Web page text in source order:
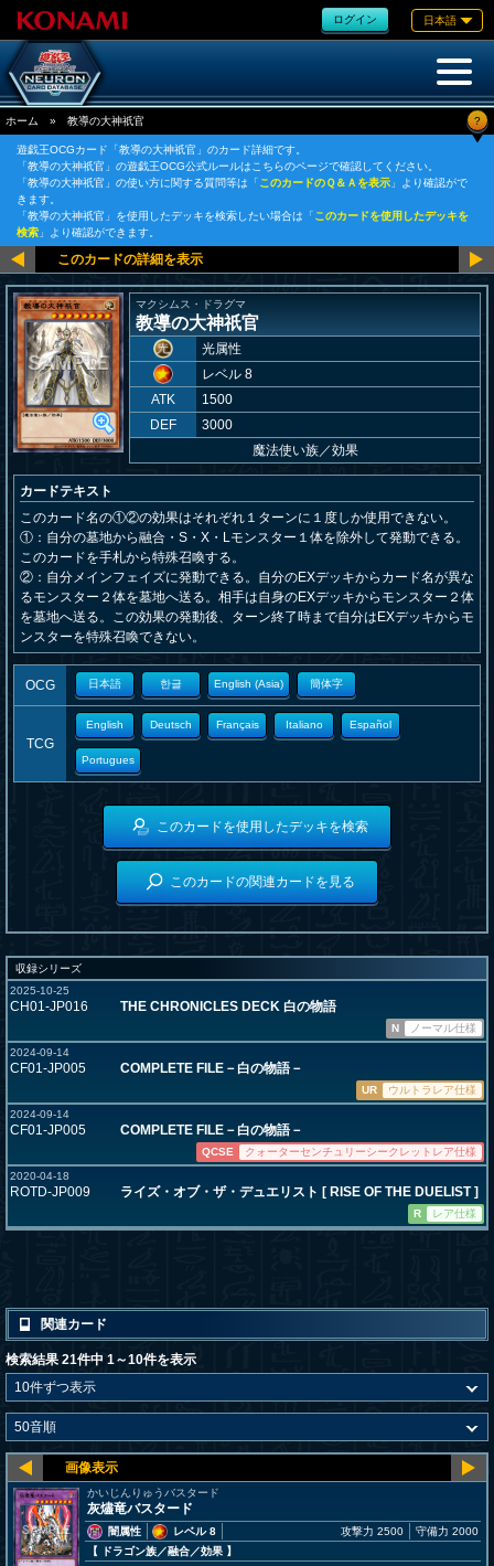
ログイン 日本語
ホーム » 教導の大神祇官 ?
遊戯王OCGカード「教導の大神祇官」のカード詳細です。
「教導の大神祇官」の遊戯王OCG公式ルールはこちらのページで確認してください。
「教導の大神祇官」の使い方に関する質問等は「このカードのＱ＆Ａを表示 」より確認がで
きます。
「教導の大神祇官」を使用したデッキを検索したい場合は「このカードを使用したデッキを
検索 」より確認ができます。
マクシムス・ドラグマ
教導の大神祇官
光属性
レベル 8
ATK
1500
DEF
3000
魔法使い族／効果
カードテキスト
このカード名の①②の効果はそれぞれ１ターンに１度しか使用できない。
①：自分の墓地から融合・S・X・Lモンスター１体を除外して発動できる。
このカードを手札から特殊召喚する。
②：自分メインフェイズに発動できる。自分のEXデッキからカード名が異な
るモンスター２体を墓地へ送る。相手は自身のEXデッキからモンスター２体
を墓地へ送る。この効果の発動後、ターン終了時まで自分はEXデッキからモ
ンスターを特殊召喚できない。
OCG 日本語 한글 English (Asia) 簡体字
TCG
English Deutsch Français Italiano Español
Portugues
このカードを使用したデッキを検索
このカードの関連カードを見る
収録シリーズ
2025-10-25
CH01-JP016 THE CHRONICLES DECK 白の物語
N
ノーマル仕様
2024-09-14
CF01-JP005 COMPLETE FILE－白の物語－
UR
ウルトラレア仕様
2024-09-14
CF01-JP005 COMPLETE FILE－白の物語－
QCSE
クォーターセンチュリーシークレットレア仕様
2020-04-18
ROTD-JP009 ライズ・オブ・ザ・デュエリスト [ RISE OF THE DUELIST ]
R レア仕様
関連カード
検索結果 21件中 1～10件を表示
かいじんりゅうバスタード
灰燼竜バスタード
闇属性
レベル 8
【 ドラゴン族／融合／効果 】
攻撃力 2500 守備力 2000